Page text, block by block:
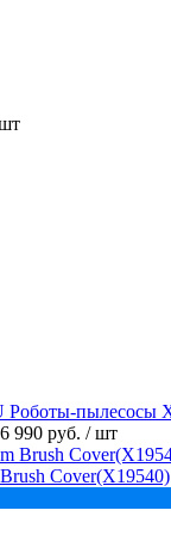
990 руб. / шт
Cover(X19540)